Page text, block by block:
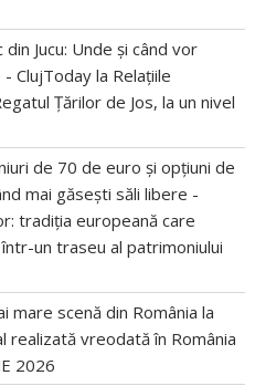
Jucu: Unde și când vor
ClujToday la Relațiile
Țărilor de Jos, la un nivel
de 70 de euro și opțiuni de
mai găsești săli libere -
tradiția europeană care
un traseu al patrimoniului
mare scenă din România la
realizată vreodată în România
2026